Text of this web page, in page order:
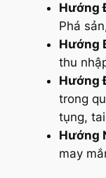
Hướng
Phá
Hướng
thu
Hướng
trong
tụng,
Hướng
may